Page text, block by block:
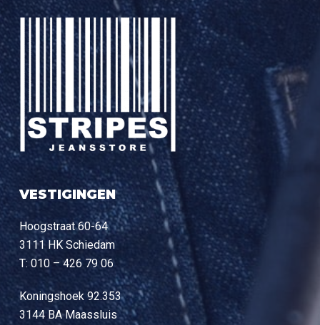
VESTIGINGEN
Hoogstraat 60-64
3111 HK Schiedam
T: 010 – 426 79 06
Koningshoek 92.353
3144 BA Maassluis